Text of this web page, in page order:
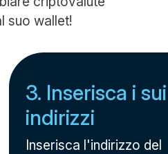
suo wallet!
3. Inserisca i sui
indirizzi
Inserisca l'indirizzo del